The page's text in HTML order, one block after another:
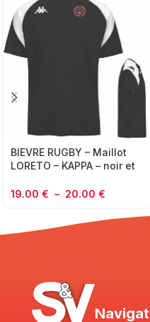
BIEVRE RUGBY – Maillot
LORETO – KAPPA – noir et
19.00 € – 20.00 €